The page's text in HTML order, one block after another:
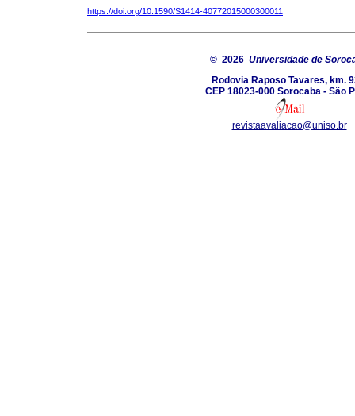
https://doi.org/10.1590/S1414-40772015000300011
© 2026 Universidade de
Rodovia Raposo Tavares, km.
CEP 18023-000 Sorocaba - São
revistaavaliacao@uniso.br